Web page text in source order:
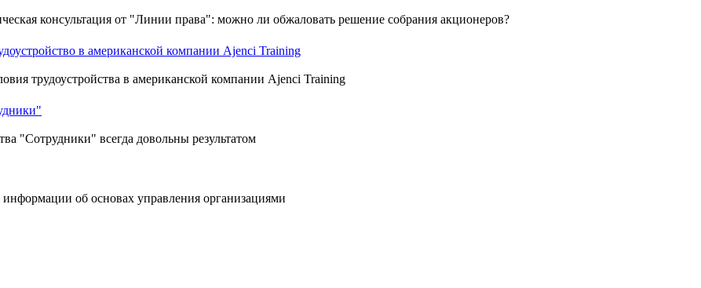
консультация от "Линии права": можно ли обжаловать решение собрания акционеров?
в американской компании Ajenci Training
трудоустройства в американской компании Ajenci Training
"Сотрудники" всегда довольны результатом
об основах управления организациями